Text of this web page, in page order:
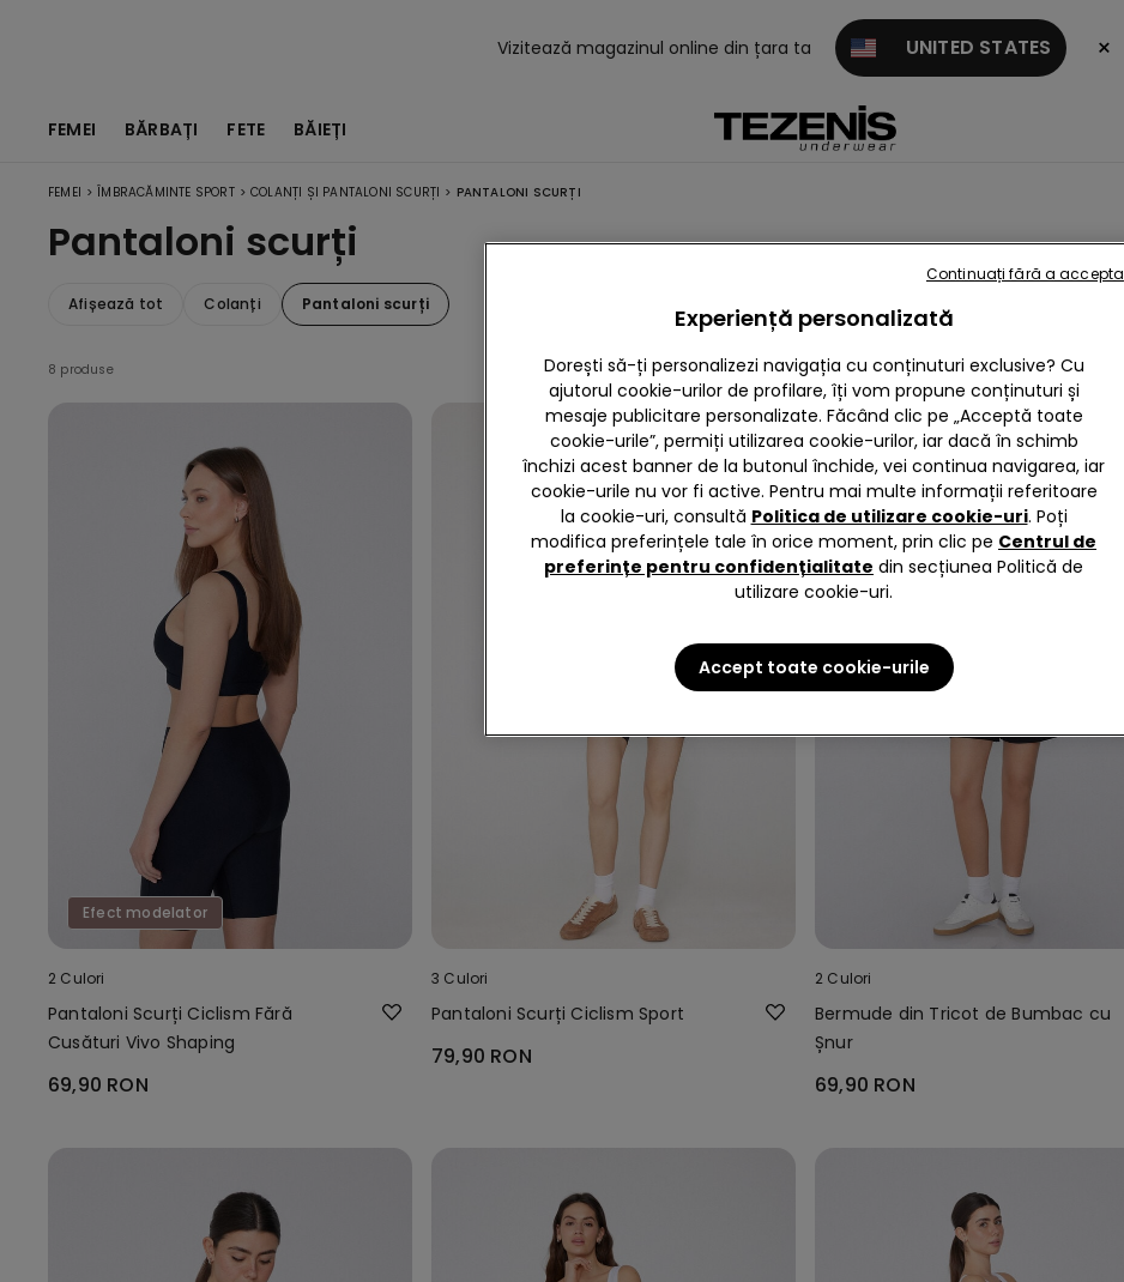
Vizitează magazinul online din țara ta UNITED STATES ×
FEMEI BĂRBAȚI FETE BĂIEȚI
FEMEI > ÎMBRACĂMINTE SPORT > COLANȚI ȘI PANTALONI SCURȚI > PANTALONI SCURȚI
Pantaloni scurți
Afișează tot Colanți Pantaloni scurți
8 produse
Efect modelator
2 Culori
Pantaloni Scurți Ciclism Fără
Cusături Vivo Shaping
69,90 RON
3 Culori
Pantaloni Scurți Ciclism Sport
79,90 RON
2 Culori
Bermude din Tricot de Bumbac cu
Șnur
69,90 RON
Experiență personalizată
Dorești să-ți personalizezi navigația cu conținuturi exclusive? Cu
ajutorul cookie-urilor de profilare, îți vom propune conținuturi și
mesaje publicitare personalizate. Făcând clic pe „Acceptă toate
cookie-urile”, permiți utilizarea cookie-urilor, iar dacă în schimb
închizi acest banner de la butonul închide, vei continua navigarea, iar
cookie-urile nu vor fi active. Pentru mai multe informații referitoare
la cookie-uri, consultă Politica de utilizare cookie-uri. Poți
modifica preferințele tale în orice moment, prin clic pe Centrul de
preferințe pentru confidențialitate din secțiunea Politică de
utilizare cookie-uri.
Accept toate cookie-urile
Continuați fără a accepta